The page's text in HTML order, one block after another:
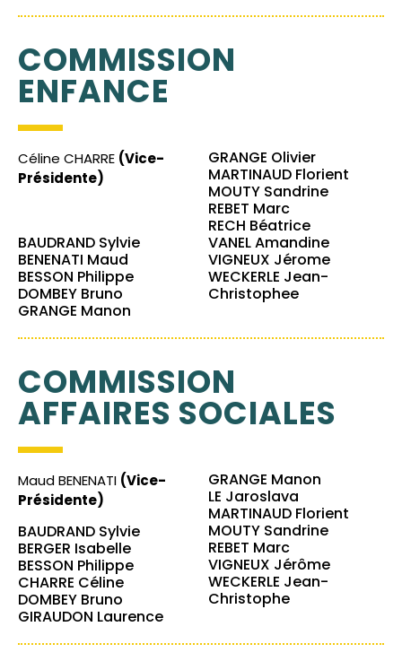
COMMISSION
ENFANCE
Céline CHARRE (Vice-
Présidente)
BAUDRAND Sylvie
BENENATI Maud
BESSON Philippe
DOMBEY Bruno
GRANGE Manon
GRANGE Olivier
MARTINAUD Florient
MOUTY Sandrine
REBET Marc
RECH Béatrice
VANEL Amandine
VIGNEUX Jérome
WECKERLE Jean-
Christophee
COMMISSION
AFFAIRES SOCIALES
Maud BENENATI (Vice-
Présidente)
BAUDRAND Sylvie
BERGER Isabelle
BESSON Philippe
CHARRE Céline
DOMBEY Bruno
GIRAUDON Laurence
GRANGE Manon
LE Jaroslava
MARTINAUD Florient
MOUTY Sandrine
REBET Marc
VIGNEUX Jérôme
WECKERLE Jean-
Christophe